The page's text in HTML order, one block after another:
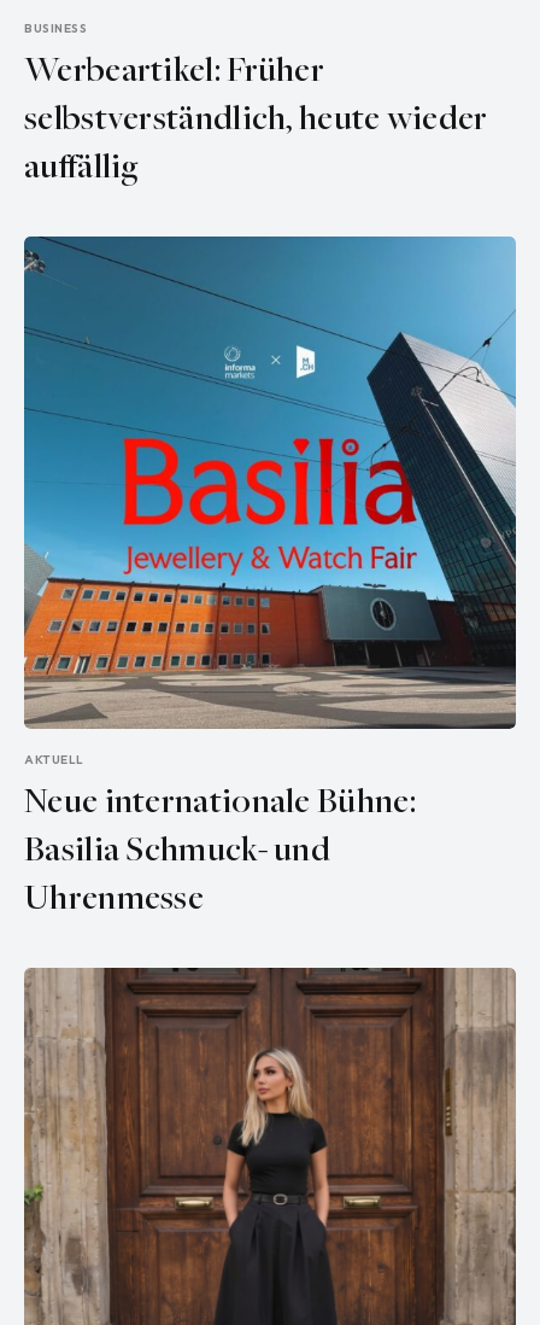
BUSINESS
Werbeartikel: Früher
selbstverständlich, heute wieder
auffällig
AKTUELL
Neue internationale Bühne:
Basilia Schmuck- und
Uhrenmesse